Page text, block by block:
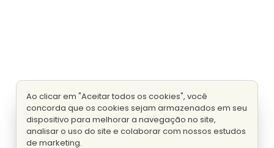
Ao clicar em "Aceitar todos os cookies", você
concorda que os cookies sejam armazenados em seu
dispositivo para melhorar a navegação no site,
analisar o uso do site e colaborar com nossos estudos
de marketing.